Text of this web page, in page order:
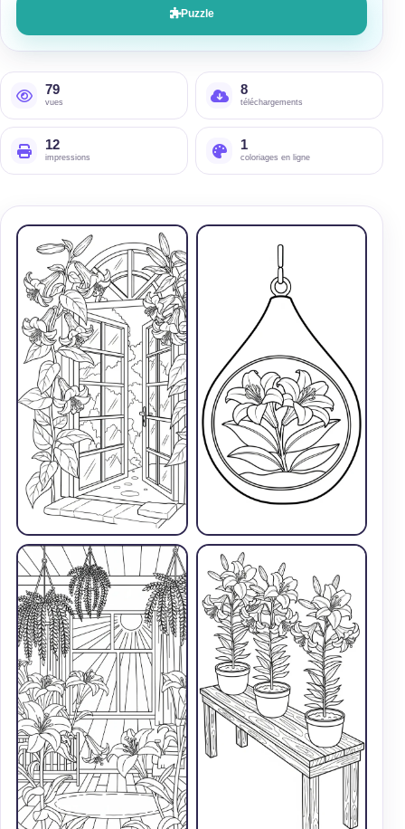
Puzzle
79
vues
8
téléchargements
12
impressions
1
coloriages en ligne